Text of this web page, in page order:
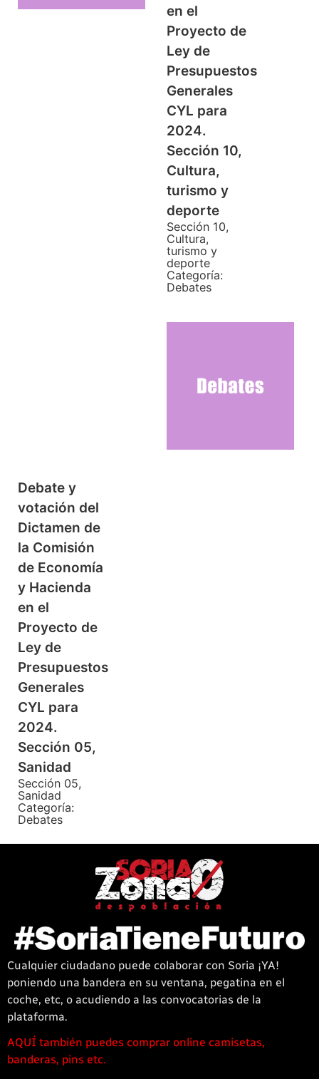
en el
Proyecto de
Ley de
Presupuestos
Generales
CYL para
2024.
Sección 10,
Cultura,
turismo y
deporte
Sección 10,
Cultura,
turismo y
deporte
Categoría:
Debates
Debate y
votación del
Dictamen de
la Comisión
de Economía
y Hacienda
en el
Proyecto de
Ley de
Presupuestos
Generales
CYL para
2024.
Sección 05,
Sanidad
Sección 05,
Sanidad
Categoría:
Debates
Cualquier ciudadano puede colaborar con Soria ¡YA!
poniendo una bandera en su ventana, pegatina en el
coche, etc, o acudiendo a las convocatorias de la
plataforma.
1win
casino
AQUÍ también puedes comprar online camisetas,
banderas, pins etc.